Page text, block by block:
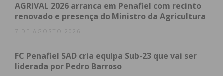
Eu li e concordo com ostermos e
AGRIVAL 2026 arranca em Penafiel com recinto
renovado e presença do Ministro da Agricultura
7 DE AGOSTO 2026
FC Penafiel SAD cria equipa Sub-23 que vai ser
liderada por Pedro Barroso